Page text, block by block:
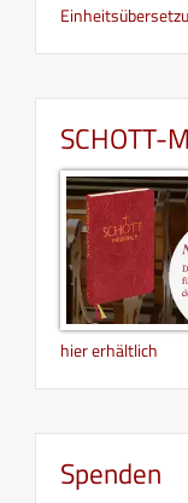
SCHOTT-
hier erhältlich
Spenden